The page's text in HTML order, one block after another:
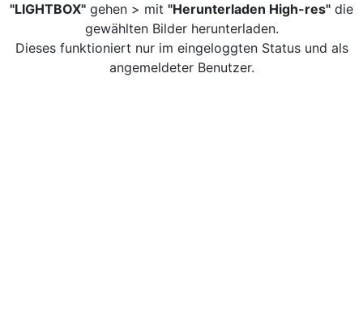
"LIGHTBOX" gehen > mit "Herunterladen High-res" die
gewählten Bilder herunterladen.
Dieses funktioniert nur im eingeloggten Status und als
angemeldeter Benutzer.